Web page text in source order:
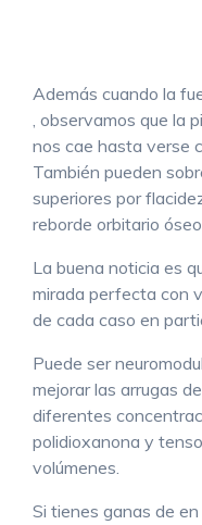
Además cuando la
, observamos que la
nos cae hasta verse
También pueden
superiores por
reborde orbitario
La buena noticia es
mirada perfecta con
de cada caso en
Puede ser
mejorar las arrugas
diferentes
polidioxanona y
volúmenes.
Si tienes ganas de